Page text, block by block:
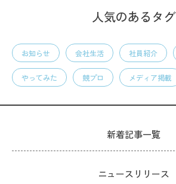
人気のあるタグ
お知らせ 会社生活 社員紹介
やってみた 競プロ メディア掲載
新着記事一覧
ニュースリリース